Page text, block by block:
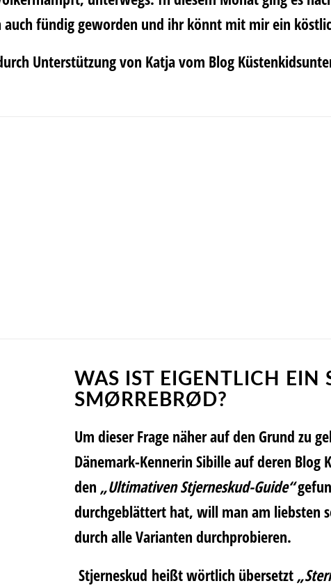
auch fündig geworden und ihr könnt mit mir ein
Unterstützung von Katjavom Blog
WAS IST EIGENTLICH EIN
SMØRREBRØD?
Um dieser Frage näher auf den Grund zu
Dänemark-KennerinSibilleauf deren Blog
den „Ultimativen Stjerneskud-Guide“
durchgeblättert hat, will man am liebsten
durch alle Varianten durchprobieren.
Stjerneskud heißt wörtlich übersetzt